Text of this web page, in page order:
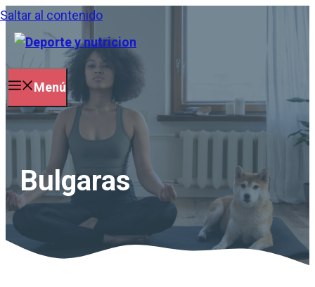
Saltar al contenido
Menú
Bulgaras